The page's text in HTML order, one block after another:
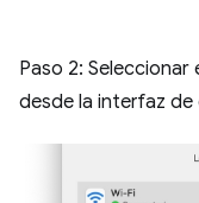
Paso 2:
desde la interfaz